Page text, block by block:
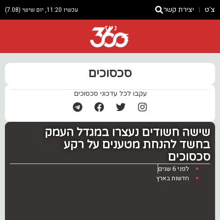
צ'ט יצירת קשר עכשיו 11:20, יום שישי (7.08)
ניוז
סכסוכים
עקבו לכל עדכוני סכסוכים
שישה חשודים נעצרו במגדל העמק
בחשד להנחת מטענים על רקע
סכסוכים
לפני 6 שנים
חדשות בארץ